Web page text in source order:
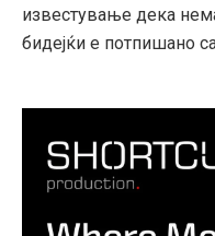
известување дека
бидејќи е потпишано